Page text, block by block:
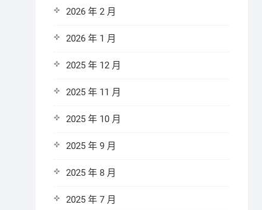
2026 年 2 月
2026 年 1 月
2025 年 12 月
2025 年 11 月
2025 年 10 月
2025 年 9 月
2025 年 8 月
2025 年 7 月